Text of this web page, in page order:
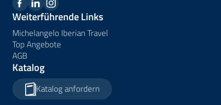
Weiterführende Links
Michelangelo Iberian Travel
Top Angebote
AGB
Katalog
Katalog anfordern